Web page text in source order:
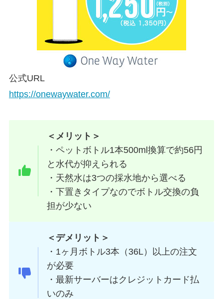
公式URL
https://onewaywater.com/
＜メリット＞
・ペットボトル1本500ml換算で約56円
と水代が抑えられる
・天然水は3つの採水地から選べる
・下置きタイプなのでボトル交換の負
担が少ない
＜デメリット＞
・1ヶ月ボトル3本（36L）以上の注文
が必要
・最新サーバーはクレジットカード払
いのみ